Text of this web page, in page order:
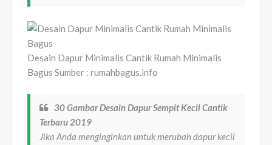
Desain Dapur Minimalis Cantik Rumah Minimalis
Bagus Sumber : rumahbagus.info
30 Gambar Desain Dapur Sempit Kecil Cantik
Terbaru 2019
Jika Anda menginginkan untuk merubah dapur kecil